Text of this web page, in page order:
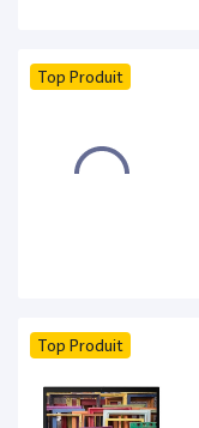
Top Produit
Top Produit